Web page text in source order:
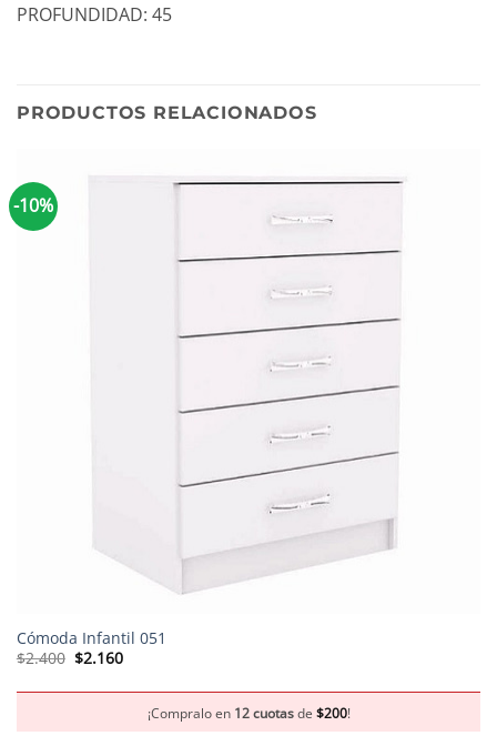
PROFUNDIDAD: 45
PRODUCTOS RELACIONADOS
-10%
Cómoda Infantil 051
$2.400 El
precio
era:
$2.160El
precio
es:
$2.160.
¡Compralo en 12 cuotasde $200!